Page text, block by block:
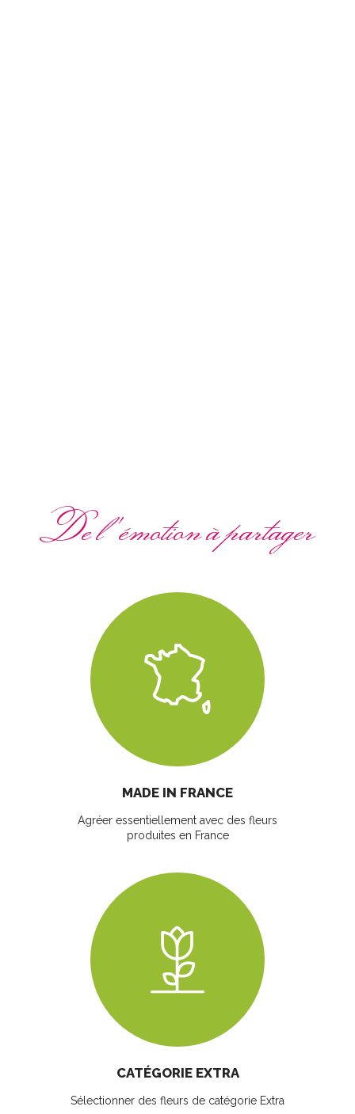
De l'émotion à partager
MADE IN FRANCE
Agréer essentiellement avec des fleurs
produites en France
CATÉGORIE EXTRA
Sélectionner des fleurs de catégorie Extra